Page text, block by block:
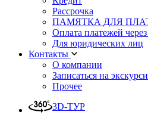
Рассрочка
ПАМЯТКА ДЛЯ
Оплата платежей
Для юридических лиц
Контакты
О компании
Записаться на
Прочее
3D-ТУР